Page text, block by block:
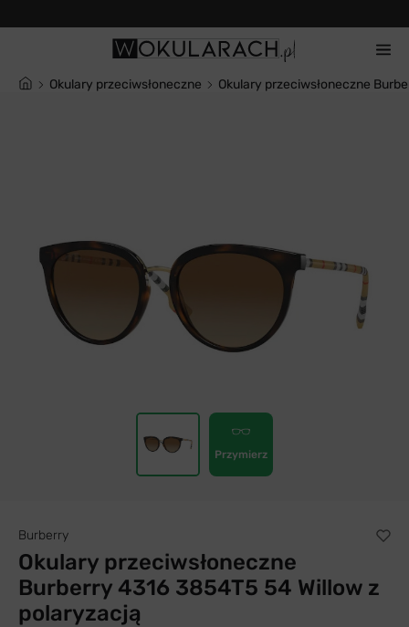
Okulary przeciwsłoneczne Okulary przeciwsłoneczne
Przymierz
Burberry
Okulary przeciwsłoneczne
Burberry 4316 3854T5 54 Willow z
polaryzacją